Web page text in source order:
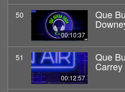
50
00:10:37
Que
51
00:12:57
Que
Carrey